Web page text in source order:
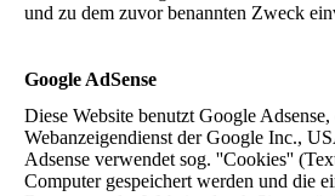
und zu dem zuvor benannten Zweck
Google AdSense
Diese Website benutzt Google Adsense,
Webanzeigendienst der Google Inc.,
Adsense verwendet sog. ''Cookies''
Computer gespeichert werden und die